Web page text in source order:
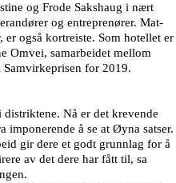
og Frode Sakshaug i nært
og entreprenører. Mat-
også kortreiste. Som hotellet er
Omvei, samarbeidet mellom
for 2019.
Nå er det krevende
imponerende å se at Øyna satser.
gir dere et godt grunnlag for å
av det dere har fått til, sa